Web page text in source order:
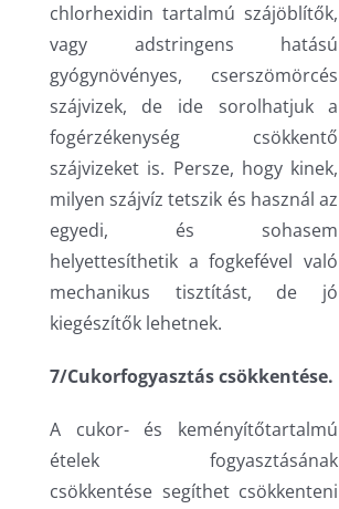
chlorhexidin tartalmú szájöblítők,
vagy adstringens hatású
gyógynövényes, cserszömörcés
szájvizek, de ide sorolhatjuk a
fogérzékenység csökkentő
szájvizeket is. Persze, hogy kinek,
milyen szájvíz tetszik és használ az
egyedi, és sohasem
helyettesíthetik a fogkefével való
mechanikus tisztítást, de jó
kiegészítők lehetnek.
7/Cukorfogyasztás csökkentése.
A cukor- és keményítőtartalmú
ételek fogyasztásának
csökkentése segíthet csökkenteni